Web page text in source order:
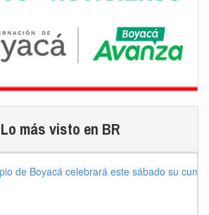
más visto en BR
de Boyacá celebrará este sábado su